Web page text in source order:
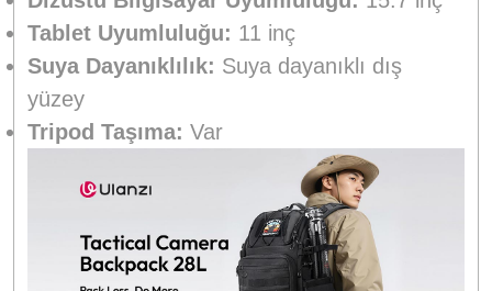
Tablet Uyumluluğu: 11 inç
Suya Dayanıklılık: Suya dayanıklı dış
yüzey
Tripod Taşıma: Var